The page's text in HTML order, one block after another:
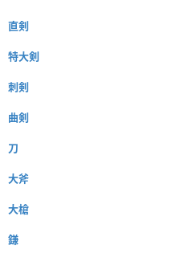
直剣
特大剣
刺剣
曲剣
刀
大斧
大槍
鎌